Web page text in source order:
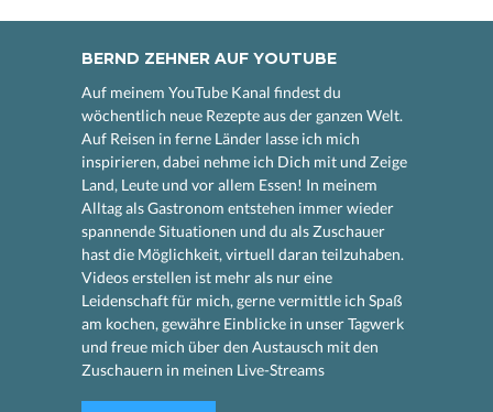
BERND ZEHNER AUF YOUTUBE
Auf meinem YouTube Kanal findest du
wöchentlich neue Rezepte aus der ganzen Welt.
Auf Reisen in ferne Länder lasse ich mich
inspirieren, dabei nehme ich Dich mit und Zeige
Land, Leute und vor allem Essen! In meinem
Alltag als Gastronom entstehen immer wieder
spannende Situationen und du als Zuschauer
hast die Möglichkeit, virtuell daran teilzuhaben.
Videos erstellen ist mehr als nur eine
Leidenschaft für mich, gerne vermittle ich Spaß
am kochen, gewähre Einblicke in unser Tagwerk
und freue mich über den Austausch mit den
Zuschauern in meinen Live-Streams